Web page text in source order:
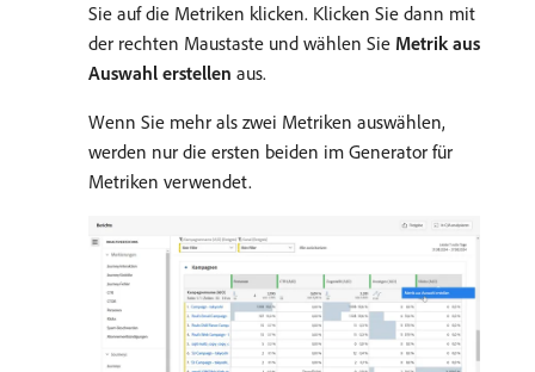
Sie auf die Metriken klicken. Klicken Sie dann mit
der rechten Maustaste und wählen Sie Metrik aus
Auswahl erstellen aus.
Wenn Sie mehr als zwei Metriken auswählen,
werden nur die ersten beiden im Generator für
Metriken verwendet.